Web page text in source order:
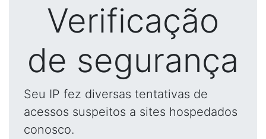
Verificação
de segurança
Seu IP fez diversas tentativas de
acessos suspeitos a sites hospedados
conosco.